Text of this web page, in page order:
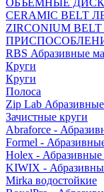
ОБЪЕМНЫЕ
CERAMIC BELT
ZIRCONIUM
RBS Абразивные
Круги
Круги
Полоса
Zip Lab
Зачистные круги
Abraforce -
Formel -
Holex -
KIWIX -
Mirka водостойкие